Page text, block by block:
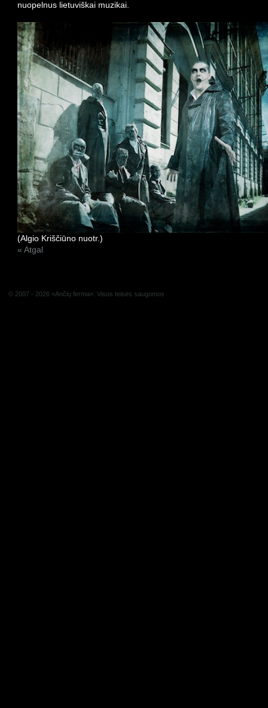
nuopelnus lietuviškai muzikai.
(Algio Kriščiūno nuotr.)
« Atgal
© 2007 - 2026 «Ančių ferma». Visos teisės saugomos